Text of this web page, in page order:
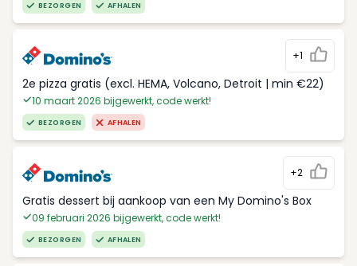
BEZORGEN AFHALEN
+1
2e pizza gratis (excl. HEMA, Volcano, Detroit | min €22)
10 maart 2026 bijgewerkt, code werkt!
BEZORGEN AFHALEN
+2
Gratis dessert bij aankoop van een My Domino's Box
09 februari 2026 bijgewerkt, code werkt!
BEZORGEN AFHALEN